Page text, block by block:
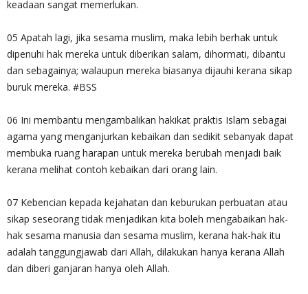
keadaan sangat memerlukan.
05 Apatah lagi, jika sesama muslim, maka lebih berhak untuk
dipenuhi hak mereka untuk diberikan salam, dihormati, dibantu
dan sebagainya; walaupun mereka biasanya dijauhi kerana sikap
buruk mereka. #BSS
06 Ini membantu mengambalikan hakikat praktis Islam sebagai
agama yang menganjurkan kebaikan dan sedikit sebanyak dapat
membuka ruang harapan untuk mereka berubah menjadi baik
kerana melihat contoh kebaikan dari orang lain.
07 Kebencian kepada kejahatan dan keburukan perbuatan atau
sikap seseorang tidak menjadikan kita boleh mengabaikan hak-
hak sesama manusia dan sesama muslim, kerana hak-hak itu
adalah tanggungjawab dari Allah, dilakukan hanya kerana Allah
dan diberi ganjaran hanya oleh Allah.